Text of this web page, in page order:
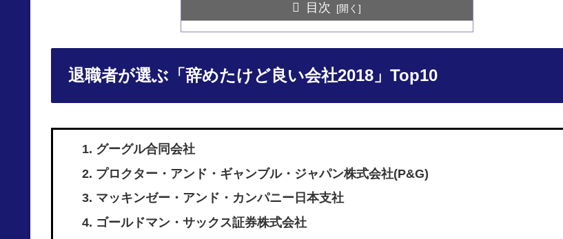
目次
退職者が選ぶ「辞めたけど良い会社2018」Top10
グーグル合同会社
プロクター・アンド・ギャンブル・ジャパン株式会社(P&G)
マッキンゼー・アンド・カンパニー日本支社
ゴールドマン・サックス証券株式会社